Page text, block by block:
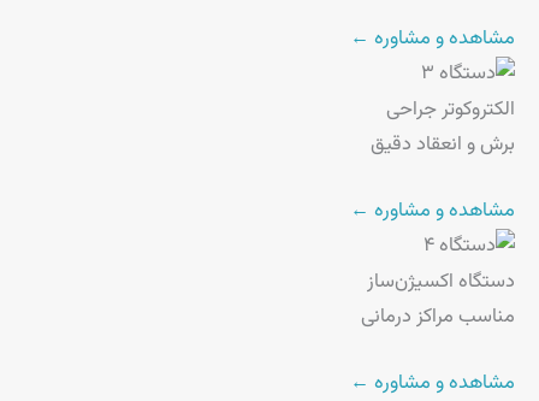
مشاهده و مشاوره ←
الکتروکوتر جراحی
برش و انعقاد دقیق
مشاهده و مشاوره ←
دستگاه اکسیژن‌ساز
مناسب مراکز درمانی
مشاهده و مشاوره ←